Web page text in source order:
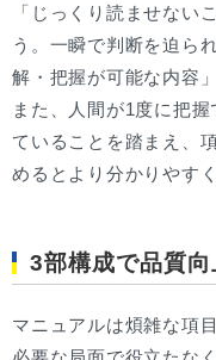
「じっくり読ませない
う。一瞬で判断を迫ら
解・把握が可能な内容
また、人間が1度に把
ていることを踏まえ、
めるとより分かりやす
3部構成で品質向
マニュアルは煩雑な項